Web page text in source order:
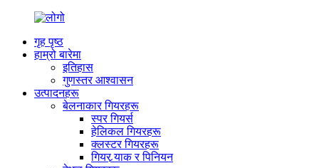
गृह पृष्ठ
हाम्रो बारेमा
इतिहास
गुणस्तर आश्वासन
उत्पादनहरू
बेलनाकार गियरहरू
स्पर गियर्स
हेलिकल गियरहरू
क्लस्टर गियरहरू
गियर र्‍याक र पिनियन